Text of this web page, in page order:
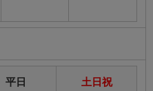
平日 土日祝